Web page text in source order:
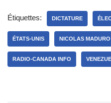
Étiquettes: DICTATURE
ÉTATS-UNIS NICOLAS MADURO
RADIO-CANADA INFO